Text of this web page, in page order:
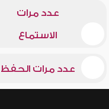
عدد مرات
الاستماع
عدد مرات الحفظ